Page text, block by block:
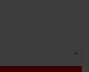
+